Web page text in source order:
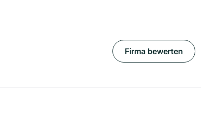
Firma bewerten